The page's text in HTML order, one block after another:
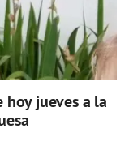
hoy jueves a la